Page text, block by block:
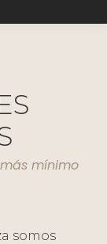
mínimo
somos